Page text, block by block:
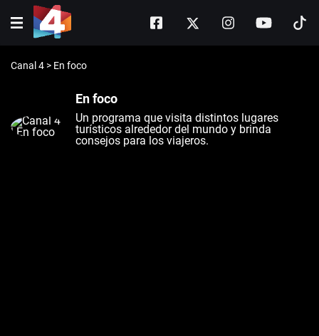
Canal 4 > En foco
En foco
Un programa que visita distintos lugares
turísticos alrededor del mundo y brinda
consejos para los viajeros.